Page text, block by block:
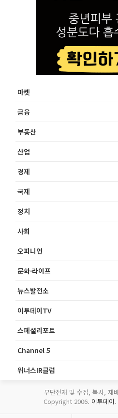
마켓
금융
부동산
산업
경제
국제
정치
사회
오피니언
문화·라이프
뉴스발전소
이투데이TV
스페셜리포트
Channel 5
위너스IR클럽
무단전재 및 수집, 복사, 재
Copyright 2006. 이투데이